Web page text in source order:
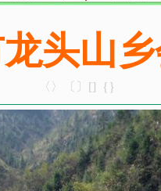
头山
〈〉〔〕[]｛｝